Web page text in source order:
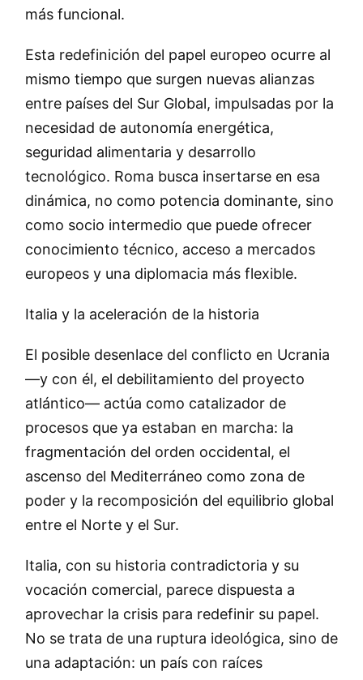
más funcional.
Esta redefinición del papel europeo ocurre al
mismo tiempo que surgen nuevas alianzas
entre países del Sur Global, impulsadas por la
necesidad de autonomía energética,
seguridad alimentaria y desarrollo
tecnológico. Roma busca insertarse en esa
dinámica, no como potencia dominante, sino
como socio intermedio que puede ofrecer
conocimiento técnico, acceso a mercados
europeos y una diplomacia más flexible.
Italia y la aceleración de la historia
El posible desenlace del conflicto en Ucrania
—y con él, el debilitamiento del proyecto
atlántico— actúa como catalizador de
procesos que ya estaban en marcha: la
fragmentación del orden occidental, el
ascenso del Mediterráneo como zona de
poder y la recomposición del equilibrio global
entre el Norte y el Sur.
Italia, con su historia contradictoria y su
vocación comercial, parece dispuesta a
aprovechar la crisis para redefinir su papel.
No se trata de una ruptura ideológica, sino de
una adaptación: un país con raíces